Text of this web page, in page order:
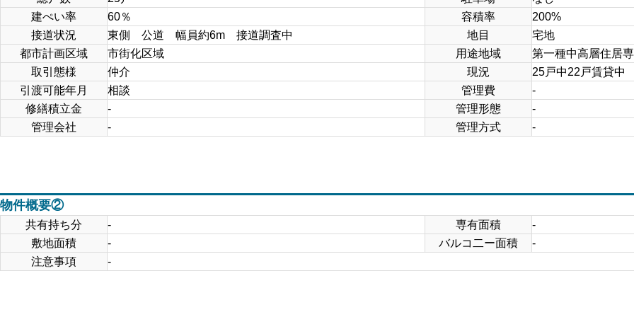
建ぺい率
60％ 容積率
200%
接道状況
東側 公道 幅員約6m 接道調査中 地目
宅地
都市計画区域
市街化区域 用途地域
第一種中高層住居
取引態様
仲介 現況
25戸中22戸賃貸中
引渡可能年月
相談 管理費
-
修繕積立金
- 管理形態
-
管理会社
- 管理方式 -
物件概要②
共有持ち分 - 専有面積
-
敷地面積
- バルコ二ー面積
-
注意事項
-